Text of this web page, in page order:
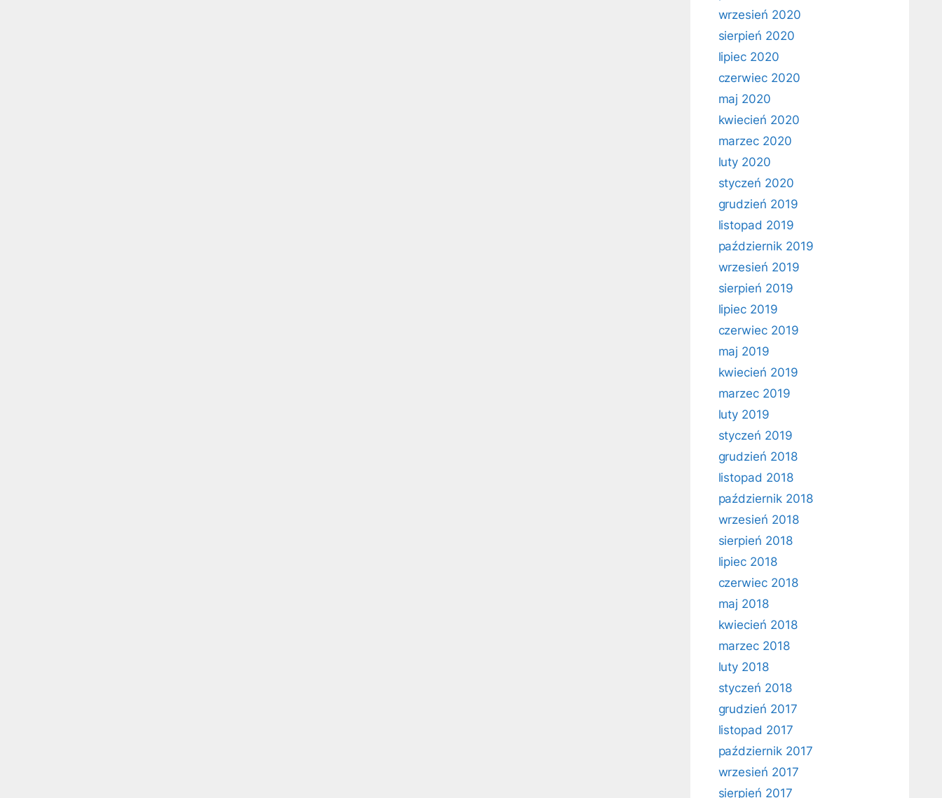
wrzesień 2020
sierpień 2020
lipiec 2020
czerwiec 2020
maj 2020
kwiecień 2020
marzec 2020
luty 2020
styczeń 2020
grudzień 2019
listopad 2019
październik 2019
wrzesień 2019
sierpień 2019
lipiec 2019
czerwiec 2019
maj 2019
kwiecień 2019
marzec 2019
luty 2019
styczeń 2019
grudzień 2018
listopad 2018
październik 2018
wrzesień 2018
sierpień 2018
lipiec 2018
czerwiec 2018
maj 2018
kwiecień 2018
marzec 2018
luty 2018
styczeń 2018
grudzień 2017
listopad 2017
październik 2017
wrzesień 2017
sierpień 2017